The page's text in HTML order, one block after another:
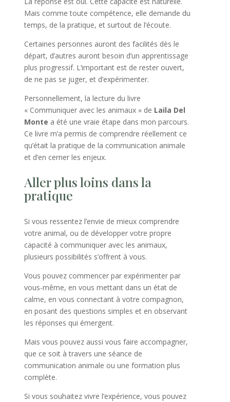
Mais comme toute compétence, elle demande du
temps, de la pratique, et surtout de l’écoute.
Certaines personnes auront des facilités dès le
départ, d’autres auront besoin d’un apprentissage
plus progressif. L’important est de rester ouvert,
de ne pas se juger, et d’expérimenter.
Personnellement, la lecture du livre
« Communiquer avec les animaux » de Laila Del
Monte a été une vraie étape dans mon parcours.
Ce livre m’a permis de comprendre réellement ce
qu’était la pratique de la communication animale
et d’en cerner les enjeux.
Aller plus loins dans la
pratique
Si vous ressentez l’envie de mieux comprendre
votre animal, ou de développer votre propre
capacité à communiquer avec les animaux,
plusieurs possibilités s’offrent à vous.
Vous pouvez commencer par expérimenter par
vous-même, en vous mettant dans un état de
calme, en vous connectant à votre compagnon,
en posant des questions simples et en observant
les réponses qui émergent.
Mais vous pouvez aussi vous faire accompagner,
que ce soit à travers une séance de
communication animale ou une formation plus
complète.
Si vous souhaitez vivre l’expérience, vous pouvez